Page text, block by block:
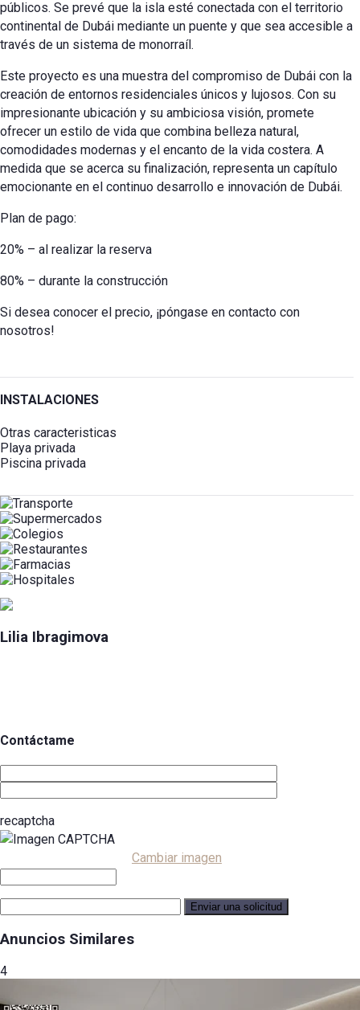
públicos. Se prevé que la isla esté conectada con el territorio
continental de Dubái mediante un puente y que sea accesible a
través de un sistema de monorraíl.
Este proyecto es una muestra del compromiso de Dubái con la
creación de entornos residenciales únicos y lujosos. Con su
impresionante ubicación y su ambiciosa visión, promete
ofrecer un estilo de vida que combina belleza natural,
comodidades modernas y el encanto de la vida costera. A
medida que se acerca su finalización, representa un capítulo
emocionante en el continuo desarrollo e innovación de Dubái.
Plan de pago:
20% – al realizar la reserva
80% – durante la construcción
Si desea conocer el precio, ¡póngase en contacto con
nosotros!
INSTALACIONES
Otras caracteristicas
Playa privada
Piscina privada
Lilia Ibragimova
Contáctame
recaptcha
Cambiar imagen
Anuncios Similares
4